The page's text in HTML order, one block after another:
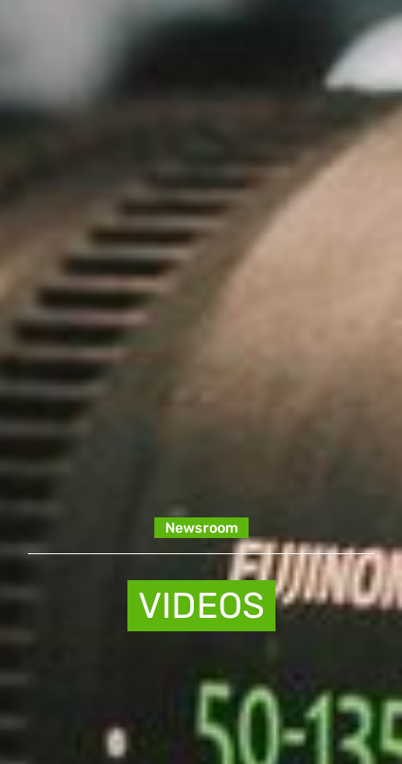
Newsroom
VIDEOS